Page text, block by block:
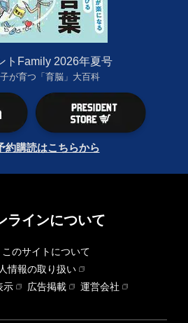
トFamily 2026年夏号
が育つ「育脳」大百科
約購読はこちらから
ラインについて
このサイトについて
情報の取り扱い
示
広告掲載
運営会社